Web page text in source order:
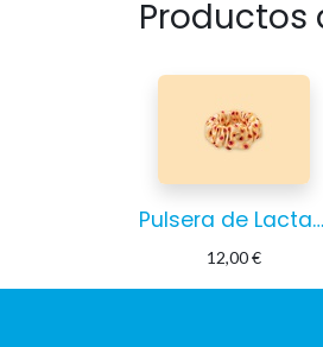
Productos
Pulsera de Lactancia Burbujas
12,00€